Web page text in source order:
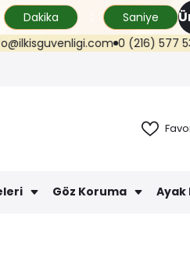
Dakika Saniye
0 (216) 577 53 43 ₺ 3000
Göz Koruma Ayak